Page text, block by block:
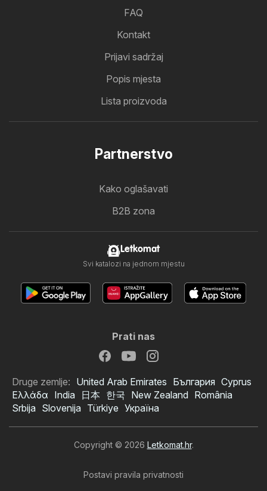
FAQ
Kontakt
Prijavi sadržaj
Popis mjesta
Lista proizvoda
Partnerstvo
Kako oglašavati
B2B zona
Letkomat
Svi katalozi na jednom mjestu
Prati nas
Druge zemlje: United Arab Emirates България Cyprus
Ελλάδα India 日本 한국 New Zealand România
Srbija Slovenija Türkiye Україна
Copyright © 2026 Letkomat.hr.
Postavi pravila privatnosti